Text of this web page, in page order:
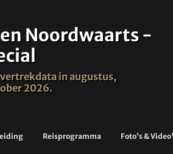
Noordwaarts -
in augustus,
2026.
Reisprogramma Foto's &